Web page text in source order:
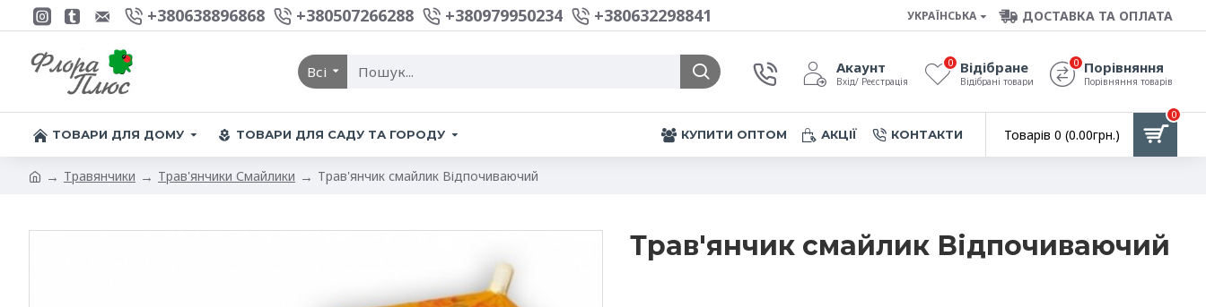
+380638896868 +380507266288 +380979950234 +380632298841 УКРАЇНСЬКА ДОСТАВКА ТА ОПЛАТА
Всі Акаунт
Вхід/ Реєстрація
Відібране
Відібрані товари
0 Порівняння
Порівняння товарів
0
ТОВАРИ ДЛЯ ДОМУ ТОВАРИ ДЛЯ САДУ ТА ГОРОДУ КУПИТИ ОПТОМ АКЦІЇ КОНТАКТИ Товарів 0 (0.00грн.)
0
Травянчики Трав'янчики Смайлики Трав'янчик смайлик Відпочиваючий
Трав'янчик смайлик Відпочиваючий